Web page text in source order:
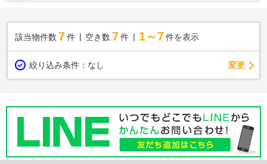
該当物件数 7件 空き数 7 件 1～7 件を表示
絞り込み条件： なし 変更